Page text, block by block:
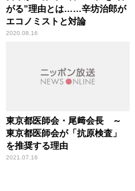
がる”理由とは……辛坊治郎が
エコノミストと対論
2020.08.16
東京都医師会・尾﨑会長 ～
東京都医師会が「抗原検査」
を推奨する理由
2021.07.16